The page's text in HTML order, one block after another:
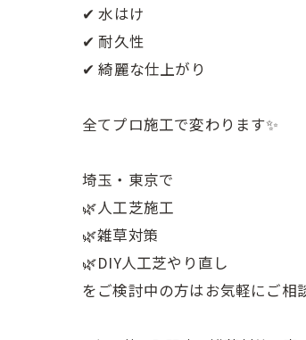
✔ 水はけ
✔ 耐久性
✔ 綺麗な仕上がり
全てプロ施工で変わります✨
埼玉・東京で
🌿人工芝施工
🌿雑草対策
🌿DIY人工芝やり直し
をご検討中の方はお気軽にご相